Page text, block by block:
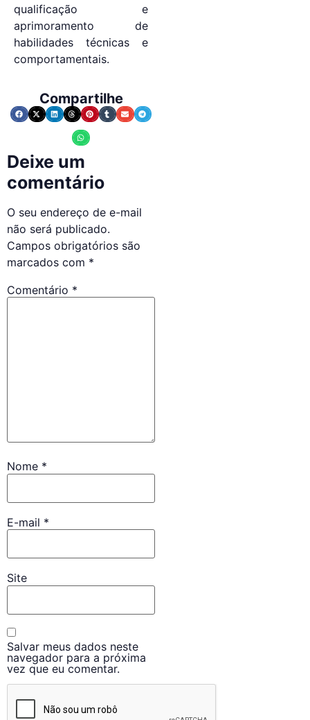
qualificação e
aprimoramento de
habilidades técnicas e
comportamentais.
Compartilhe
Deixe um
comentário
O seu endereço de e-mail
não será publicado.
Campos obrigatórios são
marcados com *
Comentário *
Nome *
E-mail *
Site
Salvar meus dados neste
navegador para a próxima
vez que eu comentar.